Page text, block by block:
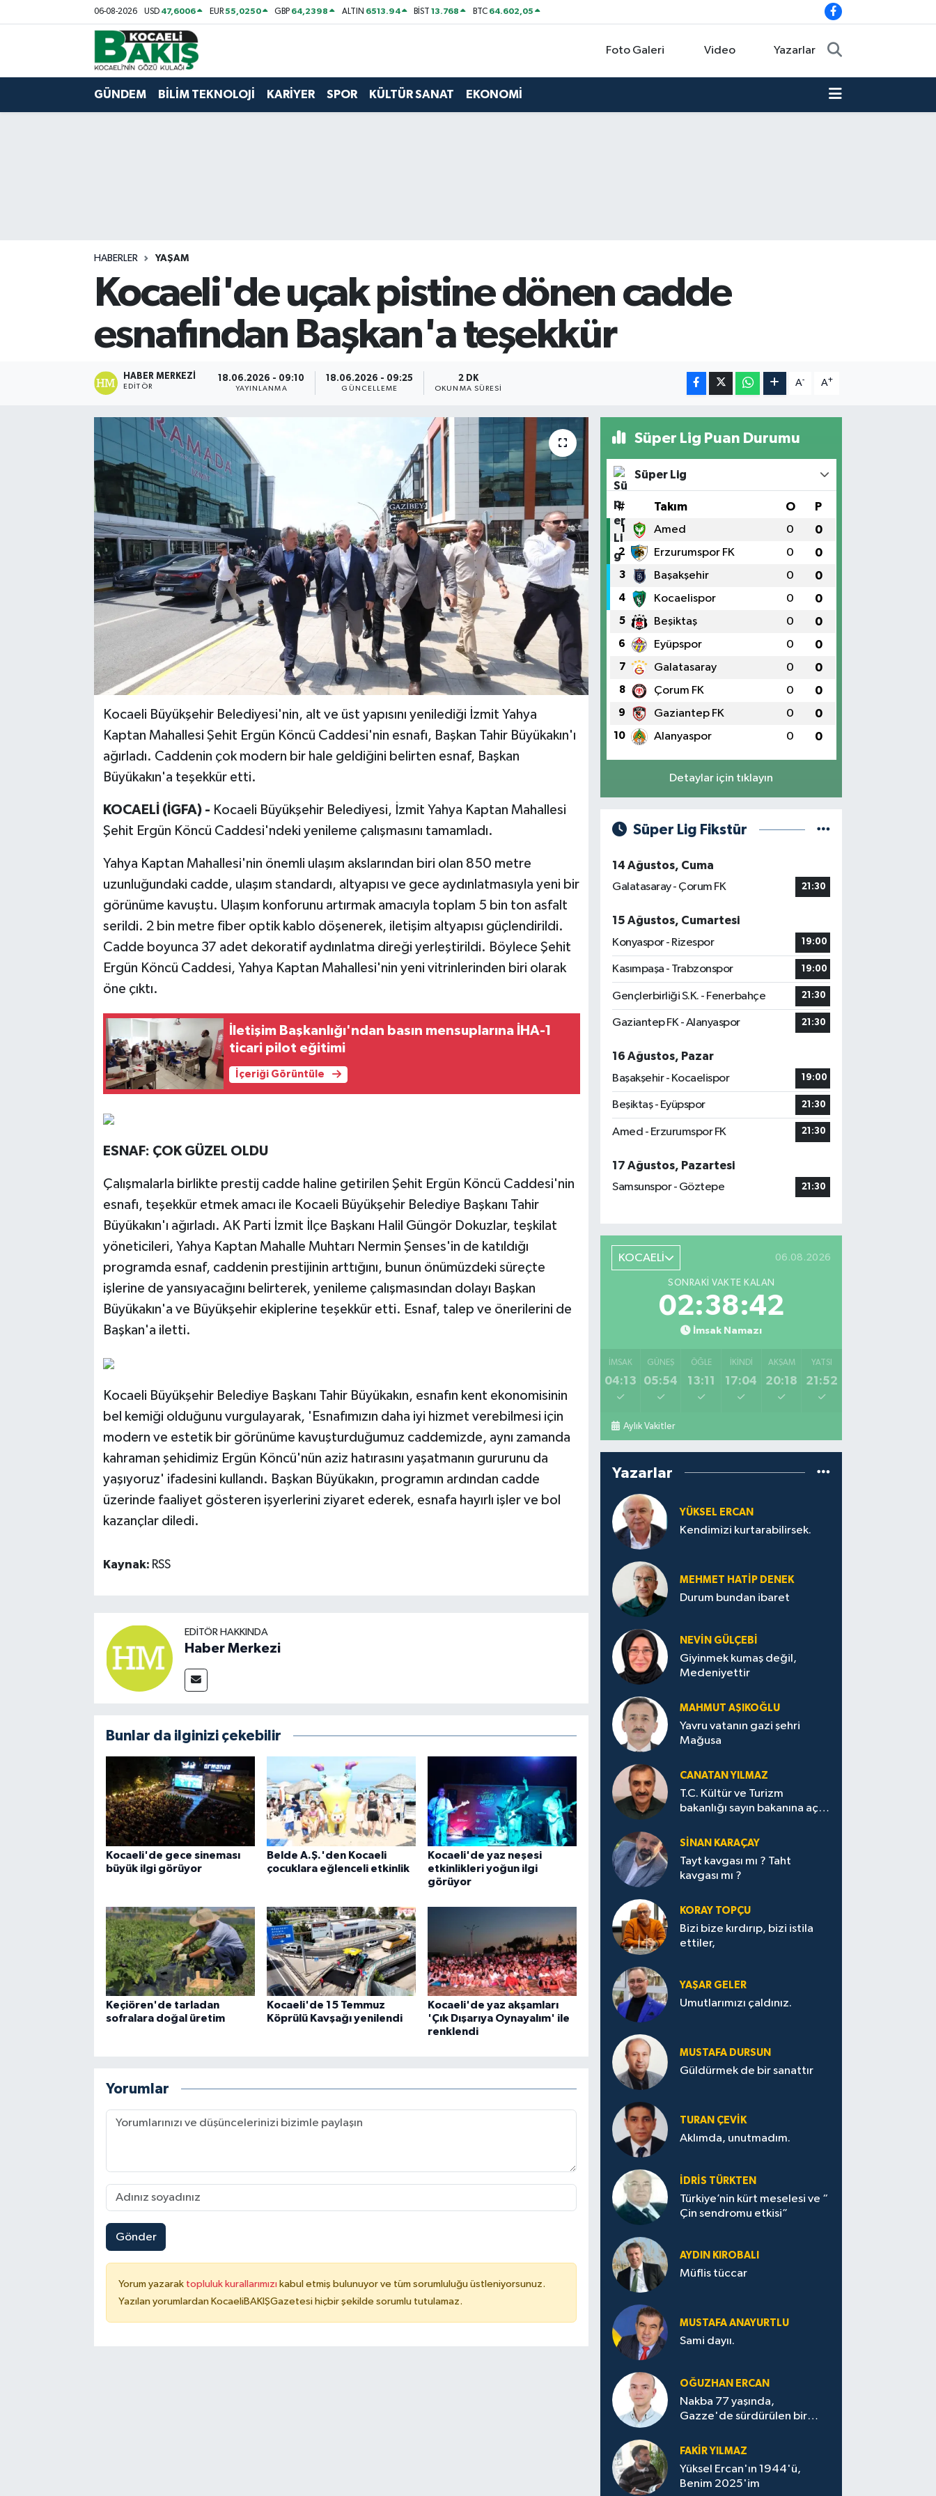
06-08-2026 USD 47,6006 EUR55,0250 GBP 64,2398 ALTIN 6513.94 BİST13.768 BTC 64.602,05
Foto Galeri Video Yazarlar
GÜNDEM BİLİM TEKNOLOJİ KARİYER SPOR KÜLTÜR SANAT EKONOMİ
HABERLER YAŞAM
Kocaeli'de uçak pistine dönen cadde
esnafından Başkan'a teşekkür
HABER MERKEZI
EDITÖR
18.06.2026 - 09:10
YAYINLANMA
18.06.2026 - 09:25
GÜNCELLEME
2 DK
OKUNMA SÜRESI
A- A+
Kocaeli Büyükşehir Belediyesi'nin, alt ve üst yapısını yenilediği İzmit Yahya
Kaptan Mahallesi Şehit Ergün Köncü Caddesi'nin esnafı, Başkan Tahir Büyükakın'ı
ağırladı. Caddenin çok modern bir hale geldiğini belirten esnaf, Başkan
Büyükakın'a teşekkür etti.
KOCAELİ (İGFA) - Kocaeli Büyükşehir Belediyesi, İzmit Yahya Kaptan Mahallesi
Şehit Ergün Köncü Caddesi'ndeki yenileme çalışmasını tamamladı.
Yahya Kaptan Mahallesi'nin önemli ulaşım akslarından biri olan 850 metre
uzunluğundaki cadde, ulaşım standardı, altyapısı ve gece aydınlatmasıyla yeni bir
görünüme kavuştu. Ulaşım konforunu artırmak amacıyla toplam 5 bin ton asfalt
serildi. 2 bin metre fiber optik kablo döşenerek, iletişim altyapısı güçlendirildi.
Cadde boyunca 37 adet dekoratif aydınlatma direği yerleştirildi. Böylece Şehit
Ergün Köncü Caddesi, Yahya Kaptan Mahallesi'nin yeni vitrinlerinden biri olarak
öne çıktı.
İletişim Başkanlığı'ndan basın mensuplarına İHA-1
ticari pilot eğitimi
İçeriği Görüntüle
ESNAF: ÇOK GÜZEL OLDU
Çalışmalarla birlikte prestij cadde haline getirilen Şehit Ergün Köncü Caddesi'nin
esnafı, teşekkür etmek amacı ile Kocaeli Büyükşehir Belediye Başkanı Tahir
Büyükakın'ı ağırladı. AK Parti İzmit İlçe Başkanı Halil Güngör Dokuzlar, teşkilat
yöneticileri, Yahya Kaptan Mahalle Muhtarı Nermin Şenses'in de katıldığı
programda esnaf, caddenin prestijinin arttığını, bunun önümüzdeki süreçte
işlerine de yansıyacağını belirterek, yenileme çalışmasından dolayı Başkan
Büyükakın'a ve Büyükşehir ekiplerine teşekkür etti. Esnaf, talep ve önerilerini de
Başkan'a iletti.
Kocaeli Büyükşehir Belediye Başkanı Tahir Büyükakın, esnafın kent ekonomisinin
bel kemiği olduğunu vurgulayarak, 'Esnafımızın daha iyi hizmet verebilmesi için
modern ve estetik bir görünüme kavuşturduğumuz caddemizde, aynı zamanda
kahraman şehidimiz Ergün Köncü'nün aziz hatırasını yaşatmanın gururunu da
yaşıyoruz' ifadesini kullandı. Başkan Büyükakın, programın ardından cadde
üzerinde faaliyet gösteren işyerlerini ziyaret ederek, esnafa hayırlı işler ve bol
kazançlar diledi.
Kaynak: RSS
EDITÖR HAKKINDA
Haber Merkezi
Bunlar da ilginizi çekebilir
Kocaeli'de gece sineması
büyük ilgi görüyor
Belde A.Ş.'den Kocaeli
çocuklara eğlenceli etkinlik
Kocaeli'de yaz neşesi
etkinlikleri yoğun ilgi
görüyor
Keçiören'de tarladan
sofralara doğal üretim
Kocaeli'de 15 Temmuz
Köprülü Kavşağı yenilendi
Kocaeli'de yaz akşamları
'Çık Dışarıya Oynayalım' ile
renklendi
Yorumlar
Gönder
Yorum yazarak topluluk kurallarımızı kabul etmiş bulunuyor ve tüm sorumluluğu üstleniyorsunuz.
Yazılan yorumlardan KocaeliBAKIŞGazetesi hiçbir şekilde sorumlu tutulamaz.
Süper Lig Puan Durumu
Süper Lig
# Takım O P
1 Amed 0 0
2 Erzurumspor FK 0 0
3 Başakşehir 0 0
4 Kocaelispor 0 0
5 Beşiktaş 0 0
6 Eyüpspor 0 0
7 Galatasaray 0 0
8 Çorum FK 0 0
9 Gaziantep FK 0 0
10 Alanyaspor 0 0
Detaylar için tıklayın
Süper Lig Fikstür
14 Ağustos, Cuma
Galatasaray - Çorum FK
21:30
15 Ağustos, Cumartesi
Konyaspor - Rizespor
19:00
Kasımpaşa - Trabzonspor 19:00
Gençlerbirliği S.K. - Fenerbahçe 21:30
Gaziantep FK - Alanyaspor 21:30
16 Ağustos, Pazar
Başakşehir - Kocaelispor
19:00
Beşiktaş - Eyüpspor 21:30
Amed - Erzurumspor FK 21:30
17 Ağustos, Pazartesi
Samsunspor - Göztepe
21:30
KOCAELİ 06.08.2026
SONRAKI VAKTE KALAN
02:38:41
İmsak Namazı
İMSAK
04:13
GÜNEŞ
05:54
ÖĞLE
13:11
İKINDI
17:04
AKŞAM
20:18
YATSI
21:52
Aylık Vakitler
Yazarlar
YÜKSEL ERCAN
Kendimizi kurtarabilirsek.
MEHMET HATİP DENEK
Durum bundan ibaret
NEVİN GÜLÇEBİ
Giyinmek kumaş değil,
Medeniyettir
MAHMUT AŞIKOĞLU
Yavru vatanın gazi şehri
Mağusa
CANATAN YILMAZ
T.C. Kültür ve Turizm
bakanlığı sayın bakanına açık
SİNAN KARAÇAY
Tayt kavgası mı ? Taht
kavgası mı ?
KORAY TOPÇU
Bizi bize kırdırıp, bizi istila
ettiler,
YAŞAR GELER
Umutlarımızı çaldınız.
MUSTAFA DURSUN
Güldürmek de bir sanattır
TURAN ÇEVİK
Aklımda, unutmadım.
İDRİS TÜRKTEN
Türkiye’nin kürt meselesi ve “
Çin sendromu etkisi”
AYDIN KIROBALI
Müflis tüccar
MUSTAFA ANAYURTLU
Sami dayıı.
OĞUZHAN ERCAN
Nakba 77 yaşında,
Gazze'de sürdürülen bir
FAKİR YILMAZ
Yüksel Ercan'ın 1944'ü,
Benim 2025'im
Kocaeli Nöbetçi Eczaneler
Kocaeli Hava Durumu